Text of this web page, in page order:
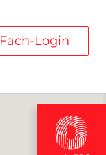
Fach-Login